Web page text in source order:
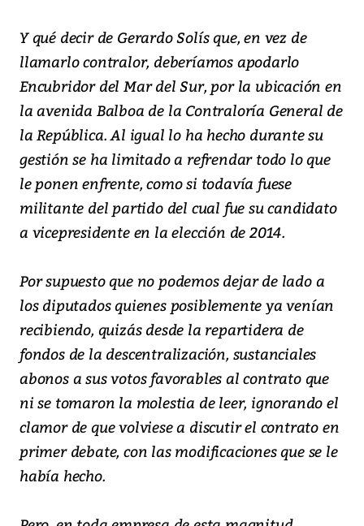
Y qué decir de Gerardo Solís que, en vez de
llamarlo contralor, deberíamos apodarlo
Encubridor del Mar del Sur, por la ubicación en
la avenida Balboa de la Contraloría General de
la República. Al igual lo ha hecho durante su
gestión se ha limitado a refrendar todo lo que
le ponen enfrente, como si todavía fuese
militante del partido del cual fue su candidato
a vicepresidente en la elección de 2014.
Por supuesto que no podemos dejar de lado a
los diputados quienes posiblemente ya venían
recibiendo, quizás desde la repartidera de
fondos de la descentralización, sustanciales
abonos a sus votos favorables al contrato que
ni se tomaron la molestia de leer, ignorando el
clamor de que volviese a discutir el contrato en
primer debate, con las modificaciones que se le
había hecho.